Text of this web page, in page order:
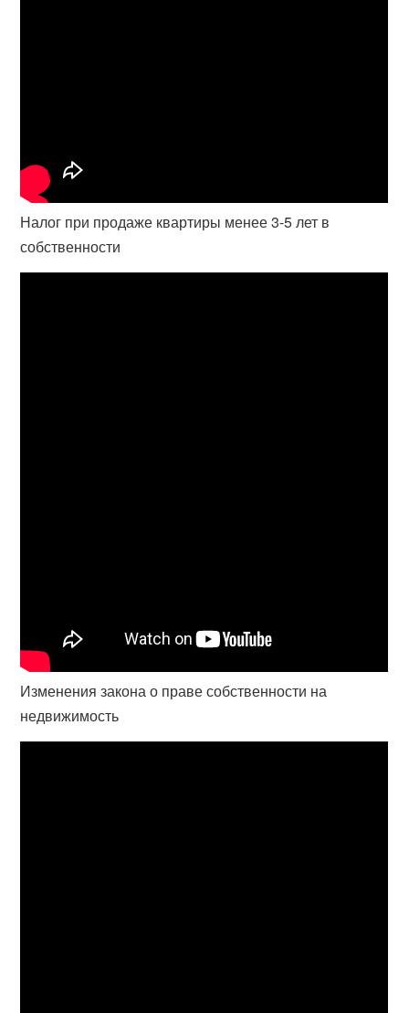
Налог при продаже квартиры менее 3-5 лет в
собственности
Изменения закона о праве собственности на
недвижимость